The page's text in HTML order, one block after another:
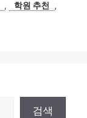
, 학원 추천
,
검색